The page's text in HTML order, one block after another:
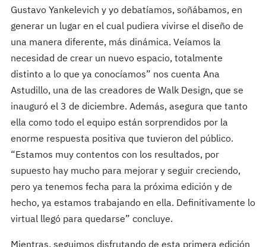
Gustavo Yankelevich y yo debatíamos, soñábamos, en
generar un lugar en el cual pudiera vivirse el diseño de
una manera diferente, más dinámica. Veíamos la
necesidad de crear un nuevo espacio, totalmente
distinto a lo que ya conocíamos” nos cuenta Ana
Astudillo, una de las creadores de Walk Design, que se
inauguró el 3 de diciembre. Además, asegura que tanto
ella como todo el equipo están sorprendidos por la
enorme respuesta positiva que tuvieron del público.
“Estamos muy contentos con los resultados, por
supuesto hay mucho para mejorar y seguir creciendo,
pero ya tenemos fecha para la próxima edición y de
hecho, ya estamos trabajando en ella. Definitivamente lo
virtual llegó para quedarse” concluye.
Mientras, seguimos disfrutando de esta primera edición